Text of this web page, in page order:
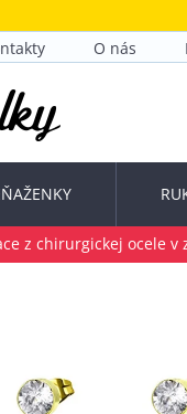
O nás
z chirurgickej ocele